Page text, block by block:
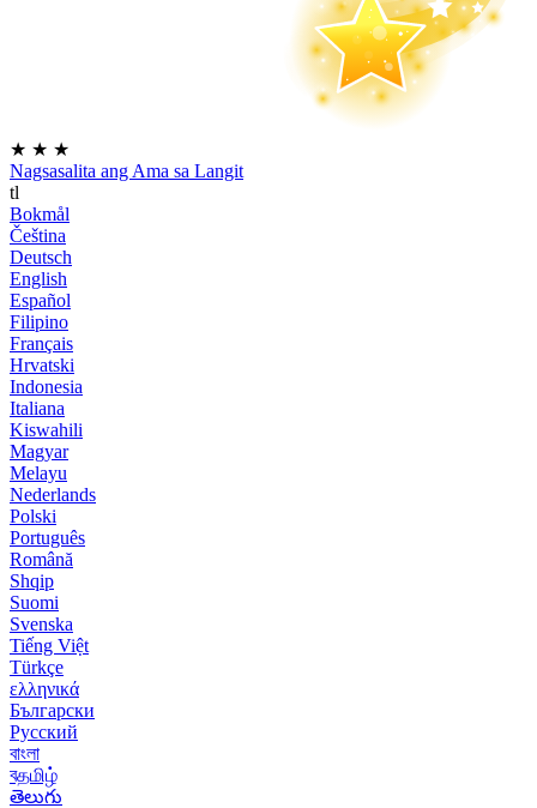
★ ★ ★
Nagsasalita ang Ama sa Langit
tl
Bokmål
Čeština
Deutsch
English
Español
Filipino
Français
Hrvatski
Indonesia
Italiana
Kiswahili
Magyar
Melayu
Nederlands
Polski
Português
Română
Shqip
Suomi
Svenska
Tiếng Việt
Türkçe
ελληνικά
Български
Русский
বাংলা
বதமிழ்
తెలుగు